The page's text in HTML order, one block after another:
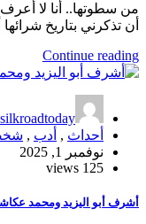
من سطوتها.. أنا لا
أن تذكرني بتاريخ
Continue reading
أحداث , أدب ,
نوفمبر 1, 2025
125 views
أشرف أبو اليزيد ومحمد